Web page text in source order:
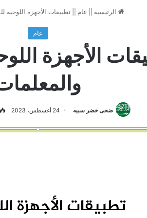
الرئيسية عام تطبيقات الأجهزة اللوحية
عام
الأجهزة
ضحى خضر سبيه 24 أغسطس، 2023